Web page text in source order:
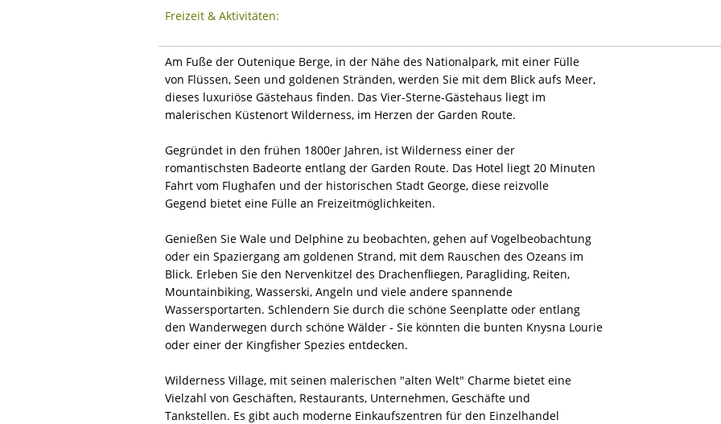
Freizeit & Aktivitäten:
Am Fuße der Outenique Berge, in der Nähe des Nationalpark, mit einer Fülle
von Flüssen, Seen und goldenen Stränden, werden Sie mit dem Blick aufs Meer,
dieses luxuriöse Gästehaus finden. Das Vier-Sterne-Gästehaus liegt im
malerischen Küstenort Wilderness, im Herzen der Garden Route.
Gegründet in den frühen 1800er Jahren, ist Wilderness einer der
romantischsten Badeorte entlang der Garden Route. Das Hotel liegt 20 Minuten
Fahrt vom Flughafen und der historischen Stadt George, diese reizvolle
Gegend bietet eine Fülle an Freizeitmöglichkeiten.
Genießen Sie Wale und Delphine zu beobachten, gehen auf Vogelbeobachtung
oder ein Spaziergang am goldenen Strand, mit dem Rauschen des Ozeans im
Blick. Erleben Sie den Nervenkitzel des Drachenfliegen, Paragliding, Reiten,
Mountainbiking, Wasserski, Angeln und viele andere spannende
Wassersportarten. Schlendern Sie durch die schöne Seenplatte oder entlang
den Wanderwegen durch schöne Wälder - Sie könnten die bunten Knysna Lourie
oder einer der Kingfisher Spezies entdecken.
Wilderness Village, mit seinen malerischen "alten Welt" Charme bietet eine
Vielzahl von Geschäften, Restaurants, Unternehmen, Geschäfte und
Tankstellen. Es gibt auch moderne Einkaufszentren für den Einzelhandel